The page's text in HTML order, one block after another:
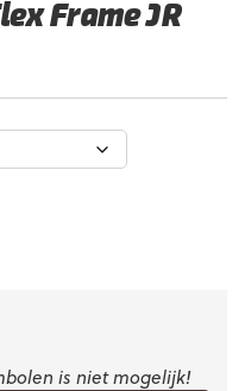
Frame JR
is niet mogelijk!